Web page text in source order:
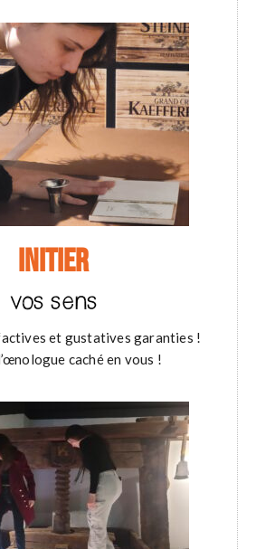
INITIER
vos sens
et gustatives garanties !
caché en vous !